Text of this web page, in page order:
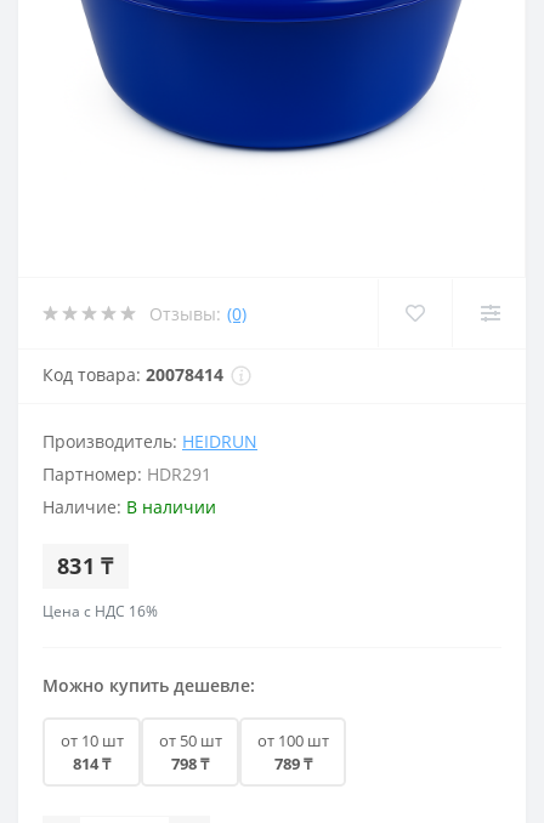
Отзывы: (0)
Код товара: 20078414
Производитель: HEIDRUN
Партномер: HDR291
Наличие: В наличии
831 ₸
Цена с НДС 16%
Можно купить дешевле:
от 10 шт
814 ₸
от 50 шт
798 ₸
от 100 шт
789 ₸